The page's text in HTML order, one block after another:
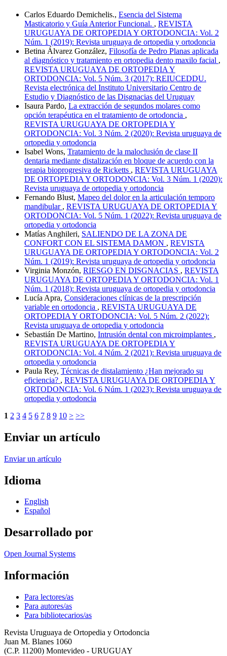
Carlos Eduardo Demichelis., Esencia del Sistema
Masticatorio y Guía Anterior Funcional. , REVISTA
URUGUAYA DE ORTOPEDIA Y ORTODONCIA: Vol. 2
Núm. 1 (2019): Revista uruguaya de ortopedia y ortodoncia
Betina Álvarez González, Filosofía de Pedro Planas aplicada
al diagnóstico y tratamiento en ortopedia dento maxilo facial ,
REVISTA URUGUAYA DE ORTOPEDIA Y
ORTODONCIA: Vol. 5 Núm. 3 (2017): REIUCEDDU.
Revista electrónica del Instituto Universitario Centro de
Estudio y Diagnóstico de las Disgnacias del Uruguay
Isaura Pardo, La extracción de segundos molares como
opción terapéutica en el tratamiento de ortodoncia ,
REVISTA URUGUAYA DE ORTOPEDIA Y
ORTODONCIA: Vol. 3 Núm. 2 (2020): Revista uruguaya de
ortopedia y ortodoncia
Isabel Wons, Tratamiento de la maloclusión de clase II
dentaria mediante distalización en bloque de acuerdo con la
terapia bioprogresiva de Ricketts , REVISTA URUGUAYA
DE ORTOPEDIA Y ORTODONCIA: Vol. 3 Núm. 1 (2020):
Revista uruguaya de ortopedia y ortodoncia
Fernando Blust, Mapeo del dolor en la articulación temporo
mandibular , REVISTA URUGUAYA DE ORTOPEDIA Y
ORTODONCIA: Vol. 5 Núm. 1 (2022): Revista uruguaya de
ortopedia y ortodoncia
Matías Anghileri, SALIENDO DE LA ZONA DE
CONFORT CON EL SISTEMA DAMON , REVISTA
URUGUAYA DE ORTOPEDIA Y ORTODONCIA: Vol. 2
Núm. 1 (2019): Revista uruguaya de ortopedia y ortodoncia
Virginia Monzón, RIESGO EN DISGNACIAS , REVISTA
URUGUAYA DE ORTOPEDIA Y ORTODONCIA: Vol. 1
Núm. 1 (2018): Revista uruguaya de ortopedia y ortodoncia
Lucía Apra, Consideraciones clínicas de la prescripción
variable en ortodoncia , REVISTA URUGUAYA DE
ORTOPEDIA Y ORTODONCIA: Vol. 5 Núm. 2 (2022):
Revista uruguaya de ortopedia y ortodoncia
Sebastián De Martino, Intrusión dental con microimplantes ,
REVISTA URUGUAYA DE ORTOPEDIA Y
ORTODONCIA: Vol. 4 Núm. 2 (2021): Revista uruguaya de
ortopedia y ortodoncia
Paula Rey, Técnicas de distalamiento ¿Han mejorado su
eficiencia? , REVISTA URUGUAYA DE ORTOPEDIA Y
ORTODONCIA: Vol. 6 Núm. 1 (2023): Revista uruguaya de
ortopedia y ortodoncia
1 2 3 4 5 6 7 8 9 10 > >>
Enviar un artículo
Enviar un artículo
Idioma
English
Español
Desarrollado por
Open Journal Systems
Información
Para lectores/as
Para autores/as
Para bibliotecarios/as
Revista Uruguaya de Ortopedia y Ortodoncia
Juan M. Blanes 1060
(C.P. 11200) Montevideo - URUGUAY